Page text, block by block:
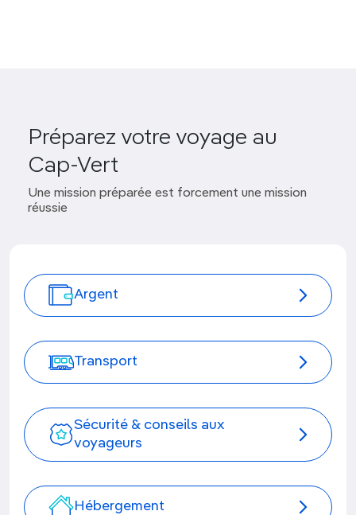
Préparez votre voyage au
Cap-Vert
Une mission préparée est forcement une mission
réussie
Argent
Transport
Sécurité & conseils aux
voyageurs
Hébergement